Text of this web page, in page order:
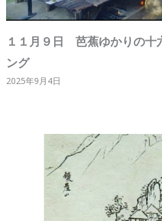
１１月９日 芭蕉ゆかりの十
ング
2025年9月4日